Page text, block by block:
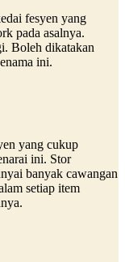
fesyen yang
pada asalnya.
Boleh dikatakan
ini.
yang cukup
ini. Stor
banyak cawangan
setiap item